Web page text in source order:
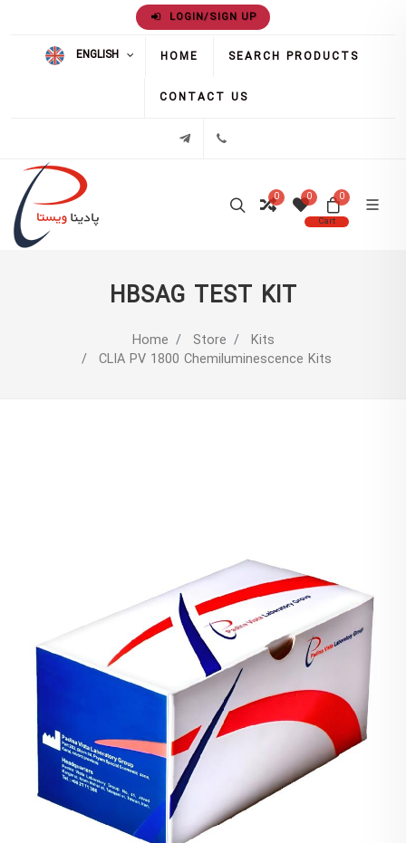
LOGIN/SIGN UP
ENGLISH HOME SEARCH PRODUCTS
CONTACT US
تلگرام
0 0
Cart
0
HBSAG TEST KIT
Home Store
Kits
CLIA PV 1800 Chemiluminescence Kits